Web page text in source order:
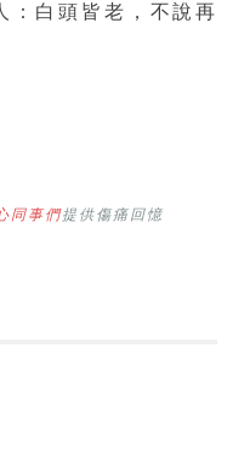
：白頭皆老，不說再
同事們提供傷痛回憶